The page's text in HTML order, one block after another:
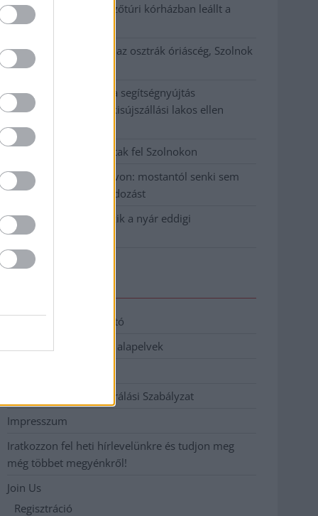
vízkorlátozások, a mezőtúri kórházban leállt a
klíma
Átszervezi működését az osztrák óriáscég, Szolnok
is érintett
Tragédiába torkollott a segítségnyújtás
elmulasztása, három kisújszállási lakos ellen
emeltek vádat
Hatalmas lángok csaptak fel Szolnokon
Vízitraffipax a Tisza-tavon: mostantól senki sem
úszhatja meg a száguldozást
Szolnokra is megérkezik a nyár eddigi
legkeményebb napja
Adatkezelési tájékoztató
Etikai és függetlenségi alapelvek
Hozzászólási és Moderálási Szabályzat
Impresszum
Iratkozzon fel heti hírlevelünkre és tudjon meg
még többet megyénkről!
Join Us
Regisztráció